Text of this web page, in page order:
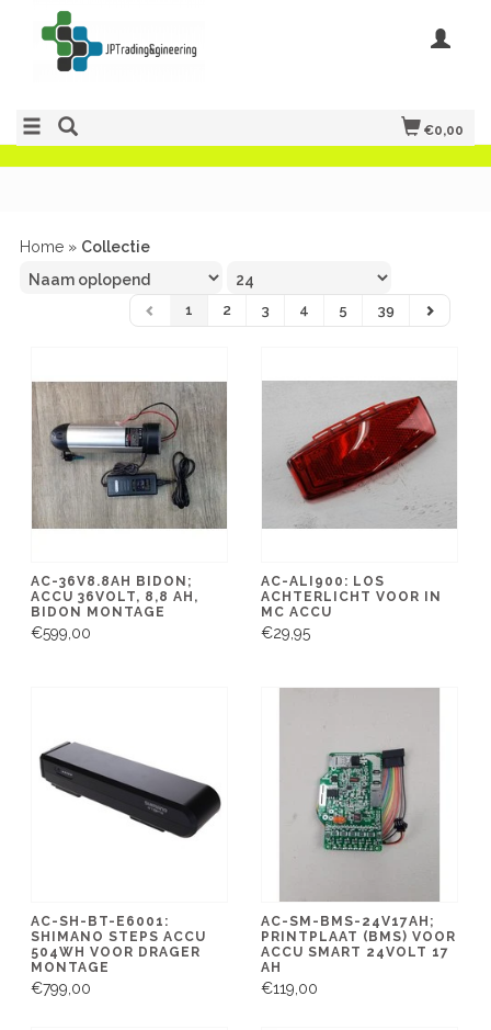
€0,00
Home » Collectie
1 2 3 4 5 39
AC-36V8.8AH BIDON;
ACCU 36VOLT, 8,8 AH,
BIDON MONTAGE
€599,00
AC-ALI900: LOS
ACHTERLICHT VOOR IN
MC ACCU
€29,95
AC-SH-BT-E6001:
SHIMANO STEPS ACCU
504WH VOOR DRAGER
MONTAGE
€799,00
AC-SM-BMS-24V17AH;
PRINTPLAAT (BMS) VOOR
ACCU SMART 24VOLT 17
AH
€119,00